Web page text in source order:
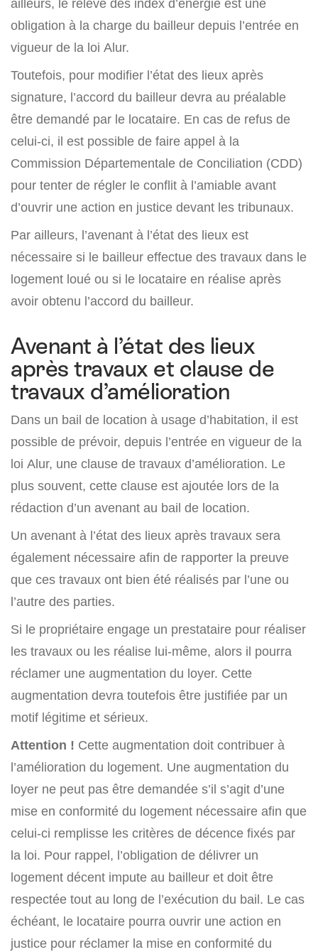
ailleurs, le relevé des index d’énergie est une
obligation à la charge du bailleur depuis l’entrée en
vigueur de la loi Alur.
Toutefois, pour modifier l’état des lieux après
signature, l’accord du bailleur devra au préalable
être demandé par le locataire. En cas de refus de
celui-ci, il est possible de faire appel à la
Commission Départementale de Conciliation (CDD)
pour tenter de régler le conflit à l’amiable avant
d’ouvrir une action en justice devant les tribunaux.
Par ailleurs, l’avenant à l’état des lieux est
nécessaire si le bailleur effectue des travaux dans le
logement loué ou si le locataire en réalise après
avoir obtenu l’accord du bailleur.
Avenant à l’état des lieux
après travaux et clause de
travaux d’amélioration
Dans un bail de location à usage d’habitation, il est
possible de prévoir, depuis l’entrée en vigueur de la
loi Alur, une clause de travaux d’amélioration. Le
plus souvent, cette clause est ajoutée lors de la
rédaction d’un avenant au bail de location.
Un avenant à l’état des lieux après travaux sera
également nécessaire afin de rapporter la preuve
que ces travaux ont bien été réalisés par l’une ou
l’autre des parties.
Si le propriétaire engage un prestataire pour réaliser
les travaux ou les réalise lui-même, alors il pourra
réclamer une augmentation du loyer. Cette
augmentation devra toutefois être justifiée par un
motif légitime et sérieux.
Attention ! Cette augmentation doit contribuer à
l’amélioration du logement. Une augmentation du
loyer ne peut pas être demandée s’il s’agit d’une
mise en conformité du logement nécessaire afin que
celui-ci remplisse les critères de décence fixés par
la loi. Pour rappel, l’obligation de délivrer un
logement décent impute au bailleur et doit être
respectée tout au long de l’exécution du bail. Le cas
échéant, le locataire pourra ouvrir une action en
justice pour réclamer la mise en conformité du